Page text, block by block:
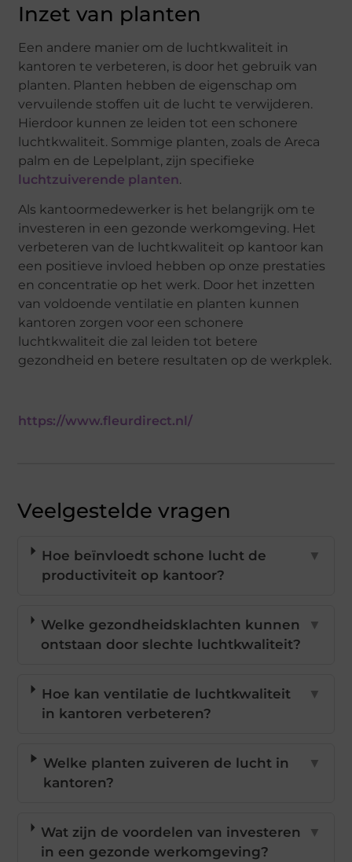
Inzet van planten
Een andere manier om de luchtkwaliteit in
kantoren te verbeteren, is door het gebruik van
planten. Planten hebben de eigenschap om
vervuilende stoffen uit de lucht te verwijderen.
Hierdoor kunnen ze leiden tot een schonere
luchtkwaliteit. Sommige planten, zoals de Areca
palm en de Lepelplant, zijn specifieke
luchtzuiverende planten.
Als kantoormedewerker is het belangrijk om te
investeren in een gezonde werkomgeving. Het
verbeteren van de luchtkwaliteit op kantoor kan
een positieve invloed hebben op onze prestaties
en concentratie op het werk. Door het inzetten
van voldoende ventilatie en planten kunnen
kantoren zorgen voor een schonere
luchtkwaliteit die zal leiden tot betere
gezondheid en betere resultaten op de werkplek.
https://www.fleurdirect.nl/
Veelgestelde vragen
Hoe beïnvloedt schone lucht de
productiviteit op kantoor?
▼
Welke gezondheidsklachten kunnen
ontstaan door slechte luchtkwaliteit?
▼
Hoe kan ventilatie de luchtkwaliteit
in kantoren verbeteren?
▼
Welke planten zuiveren de lucht in
kantoren?
▼
Wat zijn de voordelen van investeren
in een gezonde werkomgeving?
▼